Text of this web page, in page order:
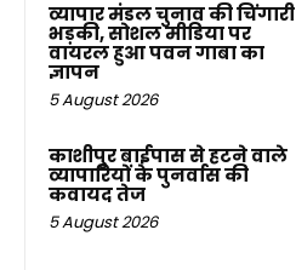
व्यापार मंडल चुनाव की चिंगारी
भड़की, सोशल मीडिया पर
वायरल हुआ पवन गाबा का
ज्ञापन
5 August 2026
काशीपुर बाईपास से हटने वाले
व्यापारियों के पुनर्वास की
कवायद तेज
5 August 2026